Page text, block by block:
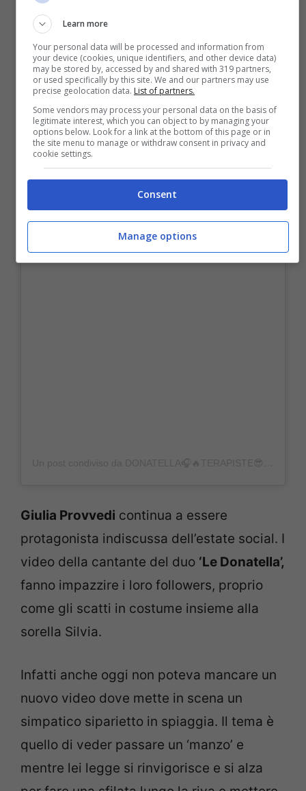
Giulia Provvedi continua a essere
protagonista indiscussa dell’estate social. I
video della cantante del duo ‘Le Donatella’,
fanno impazzire i loro followers, proprio
come gli scatti in costume insieme alla
sorella Silvia.
Infatti anche oggi non poteva mancare un
nuovo video dove mette in scena un
simpatico siparietto in spiaggia. Il tema è
quello di veder passare un ‘manzo’ e
mentre lei legge si rinvigorisce e si alza
Learn more
Your personal data will be processed and information from
your device (cookies, unique identifiers, and other device data)
may be stored by, accessed by and shared with 319 partners,
or used specifically by this site. We and our partners may use
precise geolocation data. List of partners.
Some vendors may process your personal data on the basis of
legitimate interest, which you can object to by managing your
options below. Look for a link at the bottom of this page or in
the site menu to manage or withdraw consent in privacy and
cookie settings.
Consent
Manage options